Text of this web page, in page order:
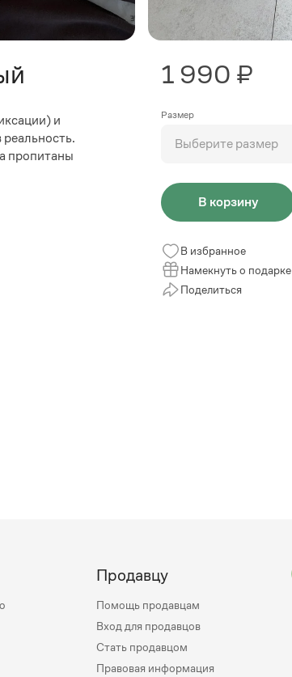
и
пропитаны
1 990 ₽
Размер
Выберите размер
В корзину
В избранное
Намекнуть о подарке
Поделиться
Продавцу
Помощь продавцам
Вход для продавцов
Стать продавцом
Правовая информация